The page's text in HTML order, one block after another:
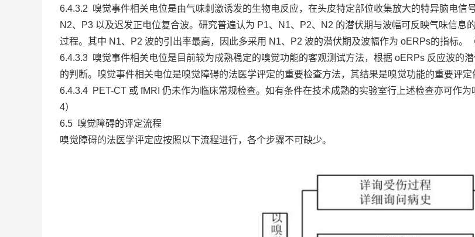
6.4.3.2 嗅觉事件相关电位是由气味刺激诱发的生物电反应，在头皮特定部位收集放大的特异脑电信
N2、P3 以及迟发正电位复合波。研究普遍认为 P1、N1、P2、N2 的潜伏期与波幅可反映气味信息
过程。其中 N1、P2 波的引出率最高，因此多采用 N1、P2 波的潜伏期及波幅作为 oERPs的指标。
6.4.3.3 嗅觉事件相关电位是目前较为成熟稳定的嗅觉功能的客观测试方法，根据 oERPs 反应波的
的判断。嗅觉事件相关电位是嗅觉障碍的法医学评定的重要检查方法，其结果是嗅觉功能的重要评定
6.4.3.4 PET-CT 或 fMRI 仍未作为临床常规检查。如有条件在技术成熟的实验室行上述检查亦可作
4）
6.5 嗅觉障碍的评定流程
嗅觉障碍的法医学评定应按照以下流程进行，各个步骤不可缺少。